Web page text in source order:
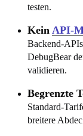
testen.
Kein API-
Backend-
DebugBear
validieren.
Begrenzte
Standard-
breitere